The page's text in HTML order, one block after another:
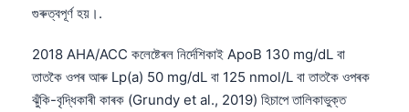
গুৰুত্বপূৰ্ণ হয়।.
2018 AHA/ACC কলেষ্টেৰল নিৰ্দেশিকাই ApoB 130 mg/dL বা
তাতকৈ ওপৰ আৰু Lp(a) 50 mg/dL বা 125 nmol/L বা তাতকৈ ওপৰক
ঝুঁকি-বৃদ্ধিকাৰী কাৰক (Grundy et al., 2019) হিচাপে তালিকাভুক্ত